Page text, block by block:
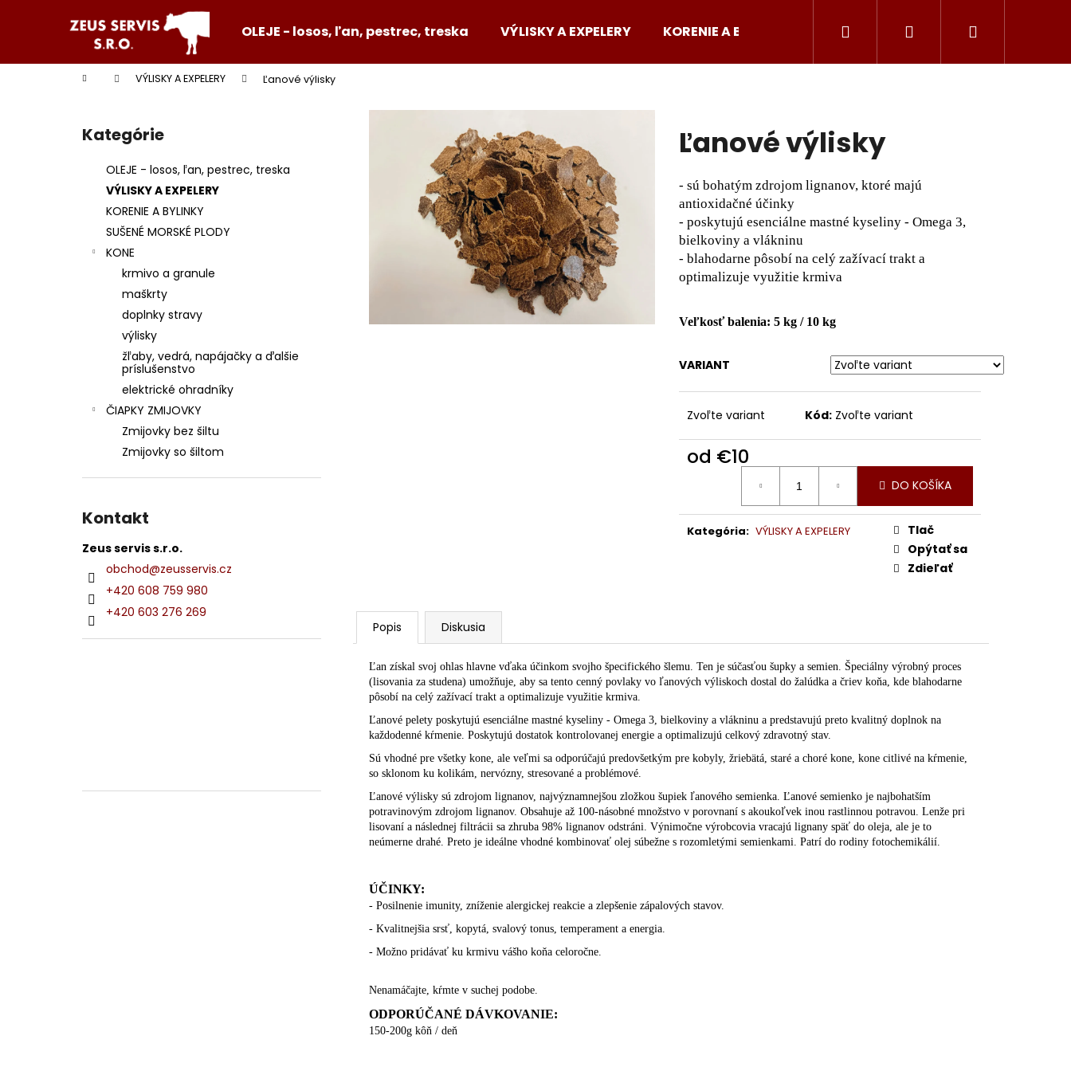
OLEJE - losos, ľan, pestrec, treska VÝLISKY A EXPELERY KORENIE A BYLINKY SUŠENÉ MORSKÉ PLODY
Hľadať PrihlásenieNákupný
Domov VÝLISKY A EXPELERY Ľanové výlisky
Preskočiť
kategórie
Kategórie
OLEJE - losos, ľan, pestrec, treska
VÝLISKY A EXPELERY
KORENIE A BYLINKY
SUŠENÉ MORSKÉ PLODY
KONE
krmivo a granule
maškrty
doplnky stravy
výlisky
žľaby, vedrá, napájačky a ďalšie
príslušenstvo
elektrické ohradníky
ČIAPKY ZMIJOVKY
Zmijovky bez šiltu
Zmijovky so šiltom
Kontakt
Zeus servis s.r.o.
obchod@zeusservis.cz
+420 608 759 980
+420 603 276 269
Ľanové výlisky
- sú bohatým zdrojom lignanov, ktoré majú
antioxidačné účinky
- poskytujú esenciálne mastné kyseliny - Omega 3,
bielkoviny a vlákninu
- blahodarne pôsobí na celý zažívací trakt a
optimalizuje využitie krmiva
Veľkosť balenia: 5 kg / 10 kg
VARIANT
Zvoľte variant Kód: Zvoľte variant
od €10
Jednotková
DO KOŠÍKA
Kategória: VÝLISKY A EXPELERY
Tlač
Opýtať sa
Zdieľať
Popis Diskusia
Ľan získal svoj ohlas hlavne vďaka účinkom svojho špecifického šlemu. Ten je súčasťou šupky a semien. Špeciálny výrobný proces
(lisovania za studena) umožňuje, aby sa tento cenný povlaky vo ľanových výliskoch dostal do žalúdka a čriev koňa, kde blahodarne
pôsobí na celý zažívací trakt a optimalizuje využitie krmiva.
Ľanové pelety poskytujú esenciálne mastné kyseliny - Omega 3, bielkoviny a vlákninu a predstavujú preto kvalitný doplnok na
každodenné kŕmenie. Poskytujú dostatok kontrolovanej energie a optimalizujú celkový zdravotný stav.
Sú vhodné pre všetky kone, ale veľmi sa odporúčajú predovšetkým pre kobyly, žriebätá, staré a choré kone, kone citlivé na kŕmenie,
so sklonom ku kolikám, nervózny, stresované a problémové.
Ľanové výlisky sú zdrojom lignanov, najvýznamnejšou zložkou šupiek ľanového semienka. Ľanové semienko je najbohatším
potravinovým zdrojom lignanov. Obsahuje až 100-násobné množstvo v porovnaní s akoukoľvek inou rastlinnou potravou. Lenže pri
lisovaní a následnej filtrácii sa zhruba 98% lignanov odstráni. Výnimočne výrobcovia vracajú lignany späť do oleja, ale je to
neúmerne drahé. Preto je ideálne vhodné kombinovať olej súbežne s rozomletými semienkami. Patrí do rodiny fotochemikálií.
ÚČINKY:
- Posilnenie imunity, zníženie alergickej reakcie a zlepšenie zápalových stavov.
- Kvalitnejšia srsť, kopytá, svalový tonus, temperament a energia.
- Možno pridávať ku krmivu vášho koňa celoročne.
Nenamáčajte, kŕmte v suchej podobe.
ODPORÚČANÉ DÁVKOVANIE:
150-200g kôň / deň
í
do
do
HĽADAŤ
Odporúčame
LOSOSOVÝ OLEJ
OLEJ Z ČIERNEJ RASCE 250 ML